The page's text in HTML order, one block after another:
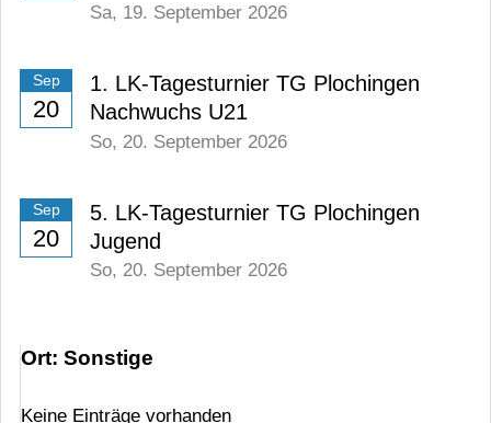
Sa, 19. September 2026
Sep
20
1. LK-Tagesturnier TG Plochingen
Nachwuchs U21
So, 20. September 2026
Sep
20
5. LK-Tagesturnier TG Plochingen
Jugend
So, 20. September 2026
Ort: Sonstige
Keine Einträge vorhanden